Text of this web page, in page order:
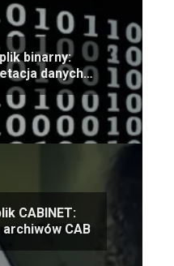
binarny:
danych
CABINET:
CAB